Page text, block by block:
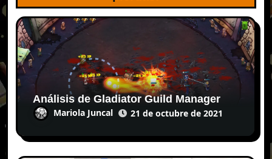
Análisis de Gladiator Guild Manager
Mariola Juncal 21 de octubre de 2021